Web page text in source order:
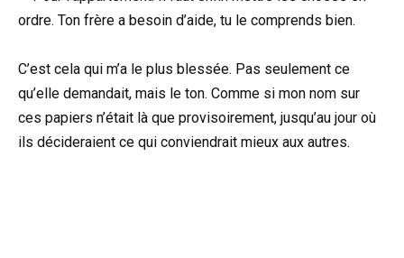
ordre. Ton frère a besoin d’aide, tu le comprends bien.
C’est cela qui m’a le plus blessée. Pas seulement ce
qu’elle demandait, mais le ton. Comme si mon nom sur
ces papiers n’était là que provisoirement, jusqu’au jour où
ils décideraient ce qui conviendrait mieux aux autres.